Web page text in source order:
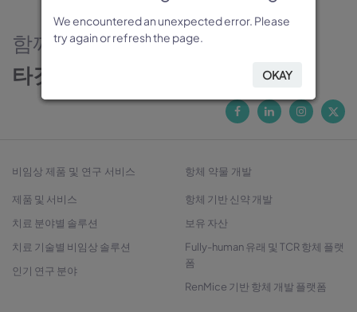
함께하는 신뢰의 파트너
타깃 발굴에서 치료제 개발까지
비임상 제품 및 연구 서비스
제품 및 서비스
치료 분야별 솔루션
치료 기술별 비임상 솔루션
인기 연구 분야
항체 약물 개발
항체 기반 신약 개발
보유 자산
Fully-human 유래 및 TCR 항체 플랫
폼
RenMice 기반 항체 개발 플랫폼
We encountered an unexpected error. Please
try again or refresh the page.
OKAY
We encountered an unexpected error. Please
try again or refresh the page.
OKAY
We encountered an unexpected error. Please
try again or refresh the page.
OKAY
We encountered an unexpected error. Please
try again or refresh the page.
OKAY
We encountered an unexpected error. Please
try again or refresh the page.
OKAY